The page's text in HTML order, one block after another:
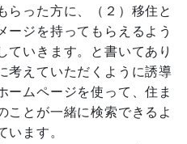
った方に、（２）移住と
ージを持ってもらえるよう
ていきます。と書いてあり
考えていただくように誘導
ームページを使って、住ま
ことが一緒に検索できるよ
います。